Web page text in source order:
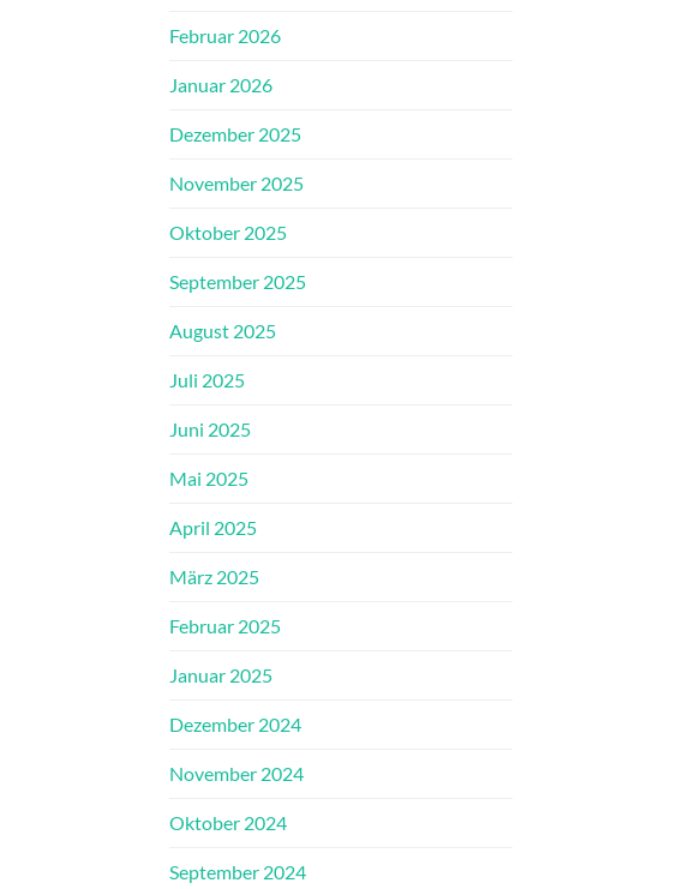
Februar 2026
Januar 2026
Dezember 2025
November 2025
Oktober 2025
September 2025
August 2025
Juli 2025
Juni 2025
Mai 2025
April 2025
März 2025
Februar 2025
Januar 2025
Dezember 2024
November 2024
Oktober 2024
September 2024